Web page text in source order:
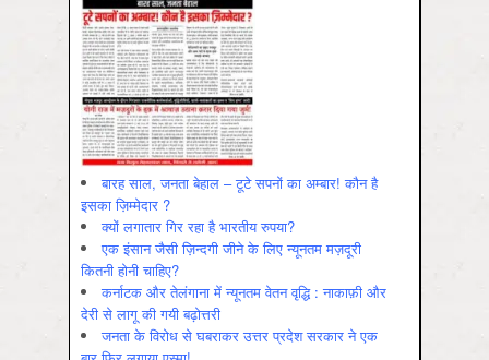
बारह साल, जनता बेहाल – टूटे सपनों का अम्बार! कौन है
इसका ज़िम्मेदार ?
क्यों लगातार गिर रहा है भारतीय रुपया?
एक इंसान जैसी ज़िन्दगी जीने के लिए न्यूनतम मज़दूरी
कितनी होनी चाहिए?
कर्नाटक और तेलंगाना में न्यूनतम वेतन वृद्धि : नाकाफ़ी और
देरी से लागू की गयी बढ़ोत्तरी
जनता के विरोध से घबराकर उत्तर प्रदेश सरकार ने एक